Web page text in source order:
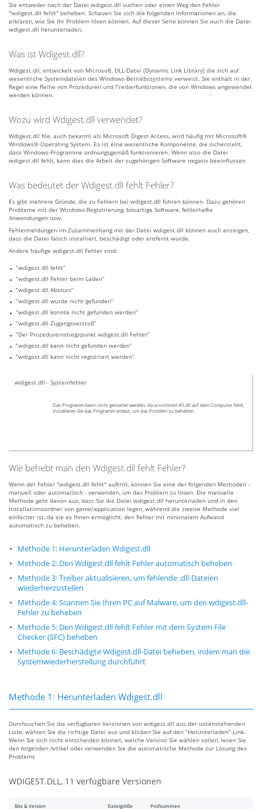
Sie entweder nach der Datei wdigest.dll suchen oder einen Weg den Fehler
"wdigest.dll fehlt" beheben. Schauen Sie sich die folgenden Informationen an, die
erklären, wie Sie Ihr Problem lösen können. Auf dieser Seite können Sie auch die Datei
wdigest.dll herunterladen.
Was ist Wdigest.dll?
Wdigest.dll, entwickelt von Microsoft, DLL-Datei (Dynamic Link Library) die sich auf
wesentliche Systemdateien des Windows-Betriebssystems verweist. Sie enthält in der
Regel eine Reihe von Prozeduren und Treiberfunktionen, die von Windows angewendet
werden können.
Wozu wird Wdigest.dll verwendet?
Wdigest.dll file, auch bekannt als Microsoft Digest Access, wird häufig mit Microsoft®
Windows® Operating System. Es ist eine wesentliche Komponente, die sicherstellt,
dass Windows-Programme ordnungsgemäß funktionieren. Wenn also die Datei
wdigest.dll fehlt, kann dies die Arbeit der zugehörigen Software negativ beeinflussen
Was bedeutet der Wdigest.dll fehlt Fehler?
Es gibt mehrere Gründe, die zu Fehlern bei wdigest.dll führen können. Dazu gehören
Probleme mit der Windows-Registrierung, bösartige Software, fehlerhafte
Anwendungen usw.
Fehlermeldungen im Zusammenhang mit der Datei wdigest.dll können auch anzeigen,
dass die Datei falsch installiert, beschädigt oder entfernt wurde.
Andere häufige wdigest.dll Fehler sind:
“wdigest.dll fehlt”
“wdigest.dll Fehler beim Laden”
“wdigest.dll Absturz”
“wdigest.dll wurde nicht gefunden”
“wdigest.dll konnte nicht gefunden werden”
“wdigest.dll Zugangsverstoß”
“Der Prozedureinstiegspunkt wdigest.dll Fehler”
“wdigest.dll kann nicht gefunden werden”
“wdigest.dll kann nicht registriert werden”
wdigest.dll - Systemfehler
Das Programm kann nicht gestartet werden, da vcruntime140.dll auf dem Computer fehlt.
Installieren Sie das Programm emeut, um das Problem zu beheben.
Wie behebt man den Wdigest.dll fehlt Fehler?
Wenn der Fehler "wdigest.dll fehlt" auftritt, können Sie eine der folgenden Methoden -
manuell oder automatisch - verwenden, um das Problem zu lösen. Die manuelle
Methode geht davon aus, dass Sie die Datei wdigest.dll herunterladen und in den
Installationsordner von game/application legen, während die zweite Methode viel
einfacher ist, da sie es Ihnen ermöglicht, den Fehler mit minimalem Aufwand
automatisch zu beheben.
Methode 1: Herunterladen Wdigest.dll
Methode 2: Den Wdigest.dll fehlt Fehler automatisch beheben
Methode 3: Treiber aktualisieren, um fehlende .dll-Dateien
wiederherzustellen
Methode 4: Scannen Sie Ihren PC auf Malware, um den wdigest.dll-
Fehler zu beheben
Methode 5: Den Wdigest.dll fehlt Fehler mit dem System File
Checker (SFC) beheben
Methode 6: Beschädigte Wdigest.dll-Datei beheben, indem man die
Systemwiederherstellung durchführt
Methode 1: Herunterladen Wdigest.dll
Durchsuchen Sie die verfügbaren Versionen von wdigest.dll aus der untenstehenden
Liste, wählen Sie die richtige Datei aus und klicken Sie auf den “Herunterladen”-Link.
Wenn Sie sich nicht entscheiden können, welche Version Sie wählen sollen, lesen Sie
den folgenden Artikel oder verwenden Sie die automatische Methode zur Lösung des
Problems
WDIGEST.DLL, 11 verfügbare Versionen
Bits & Version Dateigröße Prüfsummen